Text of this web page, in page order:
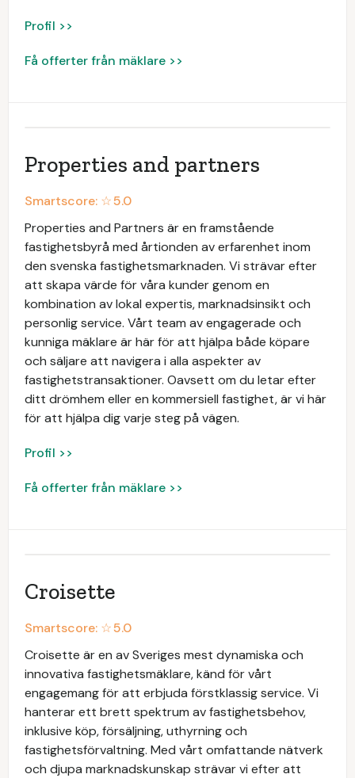
Profil >>
Få offerter från mäklare >>
Properties and partners
Smartscore: ☆5.0
Properties and Partners är en framstående
fastighetsbyrå med årtionden av erfarenhet inom
den svenska fastighetsmarknaden. Vi strävar efter
att skapa värde för våra kunder genom en
kombination av lokal expertis, marknadsinsikt och
personlig service. Vårt team av engagerade och
kunniga mäklare är här för att hjälpa både köpare
och säljare att navigera i alla aspekter av
fastighetstransaktioner. Oavsett om du letar efter
ditt drömhem eller en kommersiell fastighet, är vi här
för att hjälpa dig varje steg på vägen.
Profil >>
Få offerter från mäklare >>
Croisette
Smartscore: ☆5.0
Croisette är en av Sveriges mest dynamiska och
innovativa fastighetsmäklare, känd för vårt
engagemang för att erbjuda förstklassig service. Vi
hanterar ett brett spektrum av fastighetsbehov,
inklusive köp, försäljning, uthyrning och
fastighetsförvaltning. Med vårt omfattande nätverk
och djupa marknadskunskap strävar vi efter att